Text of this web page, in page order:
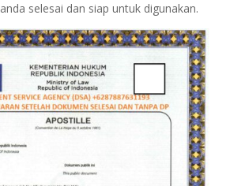
selesai dan siap untuk digunakan.